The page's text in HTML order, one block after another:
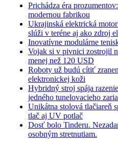
Prichádza éra
modernou fabrikou
Ukrajinská elektrická
slúži v teréne aj ako zdroj
Inovatívne modulárne
Vojak si v pivnici zostrojil
menej než 120 USD
Roboty už budú cítiť
elektronickej koži
Hybridný stroj spája
jedného tunelovacieho
Unikátna stolová tlačiareň
tlač aj UV potlač
Dosť bolo Tinderu.
osobným stretnutiam.